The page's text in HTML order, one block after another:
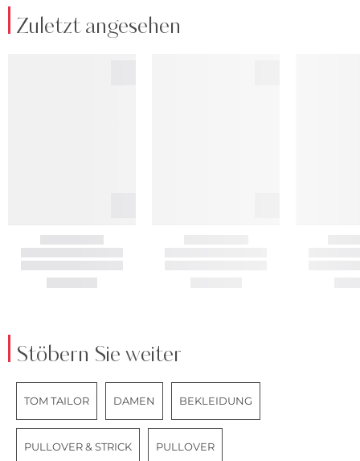
Zuletzt angesehen
Stöbern Sie weiter
TOM TAILOR DAMEN BEKLEIDUNG
PULLOVER & STRICK PULLOVER